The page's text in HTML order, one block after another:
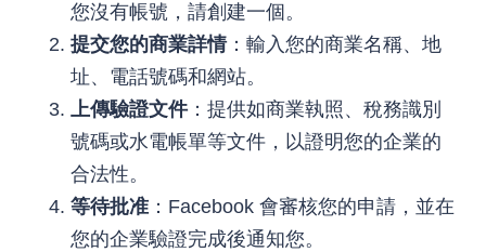
您沒有帳號，請創建一個。
提交您的商業詳情：輸入您的商業名稱、地
址、電話號碼和網站。
上傳驗證文件：提供如商業執照、稅務識別
號碼或水電帳單等文件，以證明您的企業的
合法性。
等待批准：Facebook 會審核您的申請，並在
您的企業驗證完成後通知您。